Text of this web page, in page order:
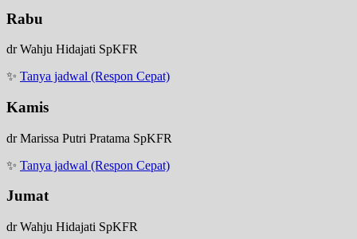
Rabu
dr Wahju Hidajati SpKFR
✨ Tanya jadwal (Respon Cepat)
Kamis
dr Marissa Putri Pratama SpKFR
✨ Tanya jadwal (Respon Cepat)
Jumat
dr Wahju Hidajati SpKFR